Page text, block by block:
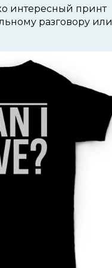
интересный принт
разговору или